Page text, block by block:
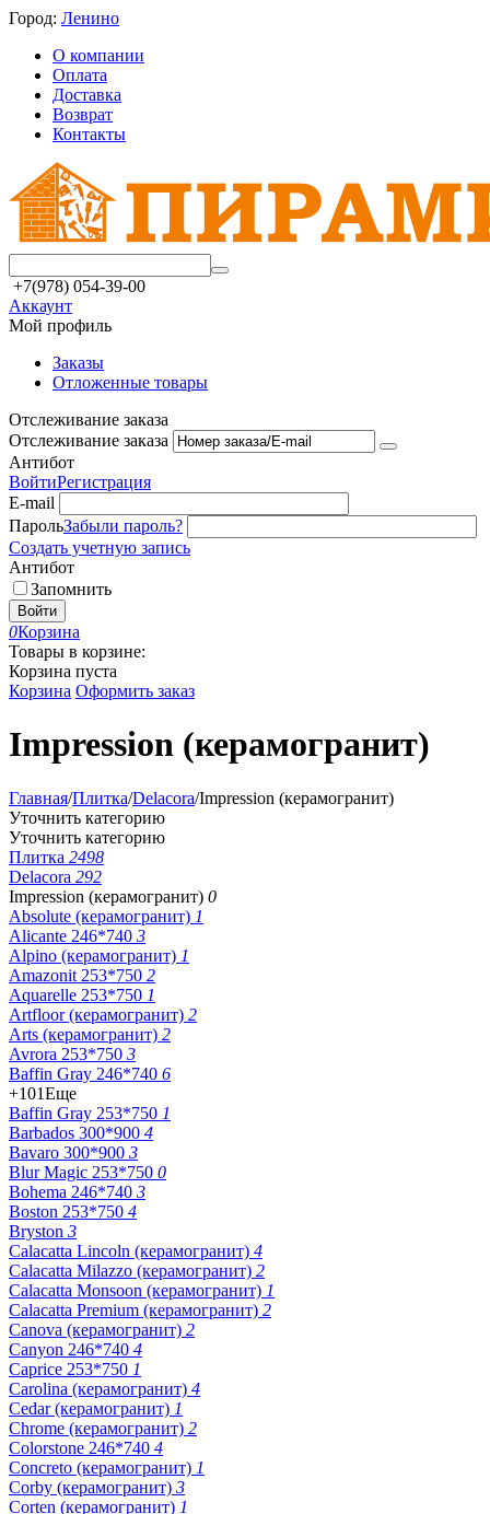
Город: Ленино
О компании
Оплата
Доставка
Возврат
Контакты
+7(978) 054-39-00
Аккаунт
Мой профиль
Заказы
Отложенные товары
Отслеживание заказа
Отслеживание заказа
Антибот
ВойтиРегистрация
E-mail
ПарольЗабыли пароль?
Создать учетную запись
Антибот
Запомнить
Войти
0Корзина
Товары в корзине:
Корзина пуста
Корзина Оформить заказ
Impression (керамогранит)
Главная/Плитка/Delacora/Impression (керамогранит)
Уточнить категорию
Уточнить категорию
Плитка 2498
Delacora 292
Impression (керамогранит) 0
Absolute (керамогранит) 1
Alicante 246*740 3
Alpino (керамогранит) 1
Amazonit 253*750 2
Aquarelle 253*750 1
Artfloor (керамогранит) 2
Arts (керамогранит) 2
Avrora 253*750 3
Baffin Gray 246*740 6
+101Еще
Baffin Gray 253*750 1
Barbados 300*900 4
Bavaro 300*900 3
Blur Magic 253*750 0
Bohema 246*740 3
Boston 253*750 4
Bryston 3
Calacatta Lincoln (керамогранит) 4
Calacatta Milazzo (керамогранит) 2
Calacatta Monsoon (керамогранит) 1
Calacatta Premium (керамогранит) 2
Canova (керамогранит) 2
Canyon 246*740 4
Caprice 253*750 1
Carolina (керамогранит) 4
Cedar (керамогранит) 1
Chrome (керамогранит) 2
Colorstone 246*740 4
Concreto (керамогранит) 1
Corby (керамогранит) 3
Corten (керамогранит) 1